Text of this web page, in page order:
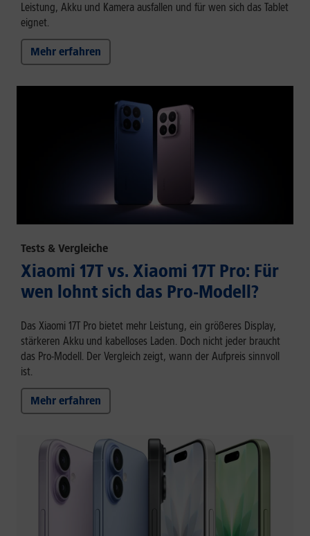
Leistung, Akku und Kamera ausfallen und für wen sich das Tablet
eignet.
Mehr erfahren
Tests & Vergleiche
Xiaomi 17T vs. Xiaomi 17T Pro: Für
wen lohnt sich das Pro-Modell?
Das Xiaomi 17T Pro bietet mehr Leistung, ein größeres Display,
stärkeren Akku und kabelloses Laden. Doch nicht jeder braucht
das Pro-Modell. Der Vergleich zeigt, wann der Aufpreis sinnvoll
ist.
Mehr erfahren